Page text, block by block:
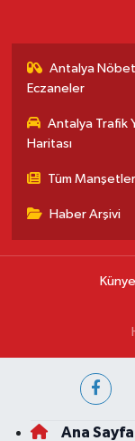
Antalya
Eczaneler
Antalya Trafik
Haritası
Tüm Manşetler
Haber Arşivi
Künye
Ana Sayfa